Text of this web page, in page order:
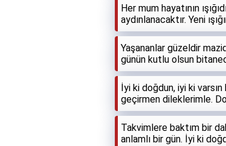
Her mum hayatının
aydınlanacaktır. Yeni
Yaşananlar güzeldir
günün kutlu olsun
İyi ki doğdun, iyi ki
geçirmen dileklerimle.
Takvimlere baktım bir
anlamlı bir gün. İyi ki